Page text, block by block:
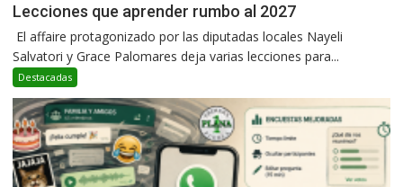
Lecciones que aprender rumbo al 2027
El affaire protagonizado por las diputadas locales Nayeli
Salvatori y Grace Palomares deja varias lecciones para...
Destacadas